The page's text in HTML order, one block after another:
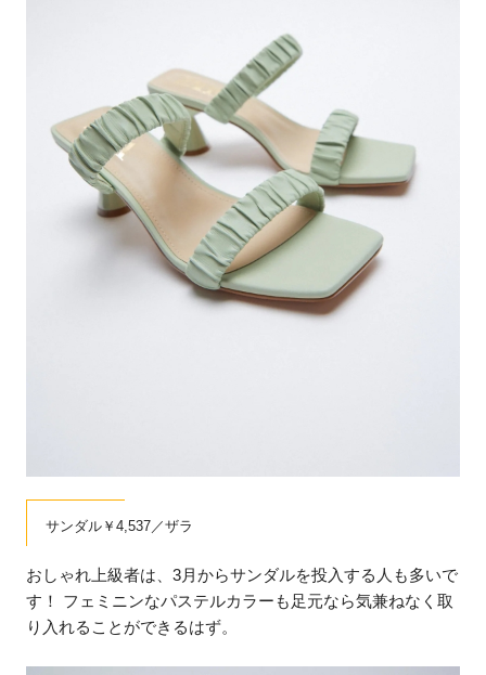
サンダル￥4,537／ザラ
おしゃれ上級者は、3月からサンダルを投入する人も多いで
す！ フェミニンなパステルカラーも足元なら気兼ねなく取
り入れることができるはず。